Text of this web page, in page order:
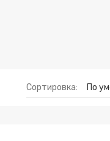
Сортировка: